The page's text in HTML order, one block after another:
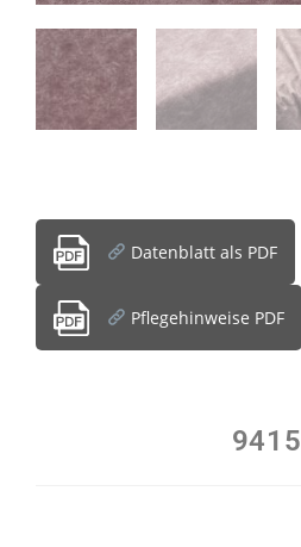
Datenblatt als PDF
Pflegehinweise PDF
9415